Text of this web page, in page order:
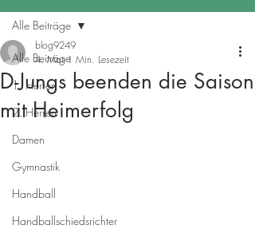
Alle Beiträge
1. Herren
2. Herren
Damen
Gymnastik
Handball
Handballschiedsrichter
Alle Beiträge
D-Jungs beenden die Saison
mit Heimerfolg
blog9249
4. Mai 1 Min. Lesezeit